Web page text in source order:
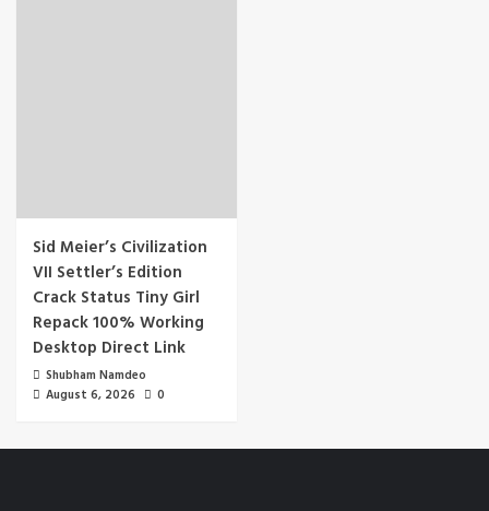
Sid Meier’s Civilization
VII Settler’s Edition
Crack Status Tiny Girl
Repack 100% Working
Desktop Direct Link
Shubham Namdeo
August 6, 2026
0